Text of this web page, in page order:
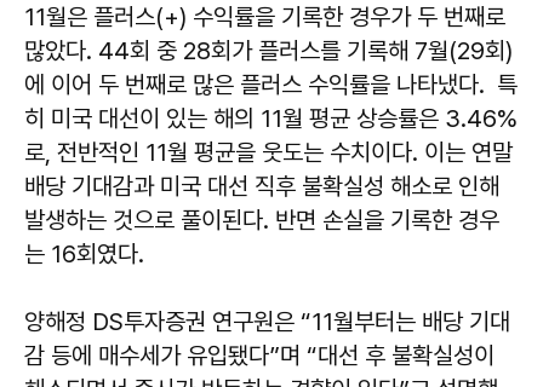
11월은 플러스(+) 수익률을 기록한 경우가 두 번째로
많았다. 44회 중 28회가 플러스를 기록해 7월(29회)
에 이어 두 번째로 많은 플러스 수익률을 나타냈다. 특
히 미국 대선이 있는 해의 11월 평균 상승률은 3.46%
로, 전반적인 11월 평균을 웃도는 수치이다. 이는 연말
배당 기대감과 미국 대선 직후 불확실성 해소로 인해
발생하는 것으로 풀이된다. 반면 손실을 기록한 경우
는 16회였다.
양해정 DS투자증권 연구원은 “11월부터는 배당 기대
감 등에 매수세가 유입됐다”며 “대선 후 불확실성이